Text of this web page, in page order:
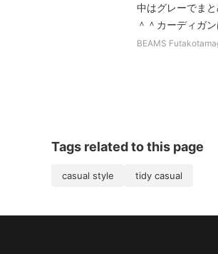
中はグレーでま
＾＾カーディガ
BEAMS
Tags related to this page
casual style tidy casual